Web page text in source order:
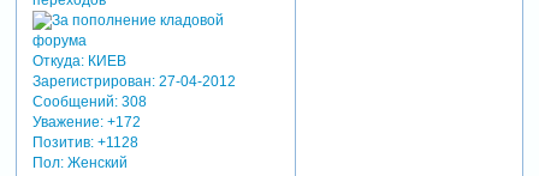
Откуда:КИЕВ
Зарегистрирован: 27-04-2012
Сообщений:308
Уважение: +172
Позитив: +1128
Пол:Женский